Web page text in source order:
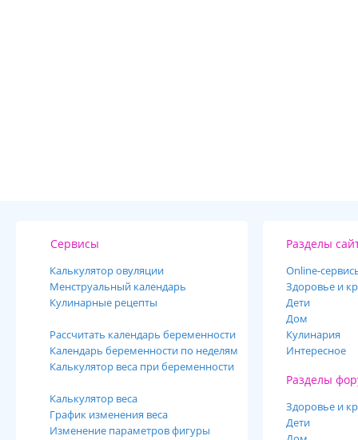
Сервисы
Калькулятор овуляции
Менструальный календарь
Кулинарные рецепты
Рассчитать календарь беременности
Календарь беременности по неделям
Калькулятор веса при беременности
Калькулятор веса
График изменения веса
Изменение параметров фигуры
Разделы
Online-
Здоровье и
Дети
Дом
Кулинария
Интересное
Разделы
Здоровье и
Дети